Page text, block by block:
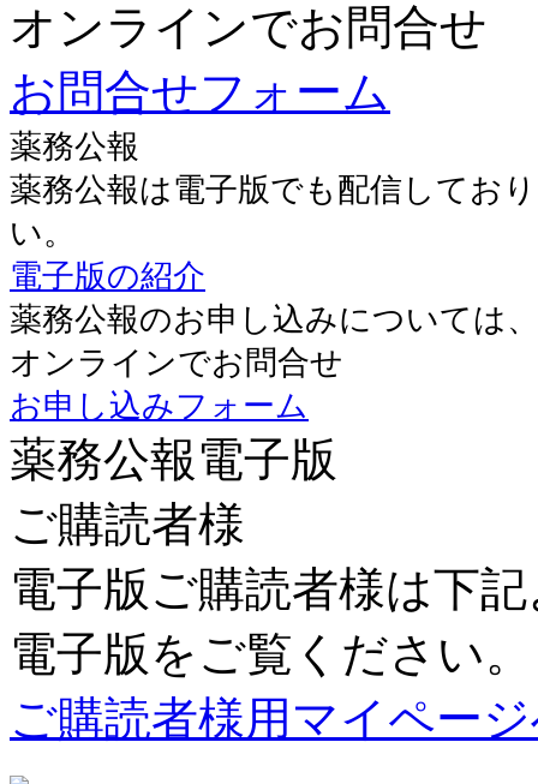
オンラインでお問合せ
お問合せフォーム
薬務公報
薬務公報は電子版でも配信してお
い。
電子版の紹介
薬務公報のお申し込みについては
オンラインでお問合せ
お申し込みフォーム
薬務公報電子版
ご購読者様
電子版ご購読者様は下
電子版をご覧ください。
ご購読者様用マイペー